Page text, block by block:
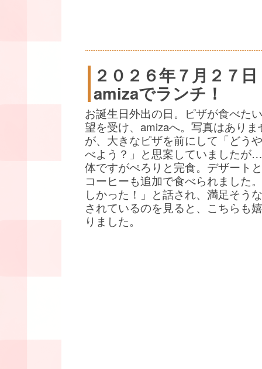
２０２６年７月２７日
amizaでランチ！
お誕生日外出の日。ピザが食べた
望を受け、amizaへ。写真はありま
が、大きなピザを前にして「どう
べよう？」と思案していましたが
体ですがぺろりと完食。デザート
コーヒーも追加で食べられました
しかった！」と話され、満足そう
されているのを見ると、こちらも
りました。